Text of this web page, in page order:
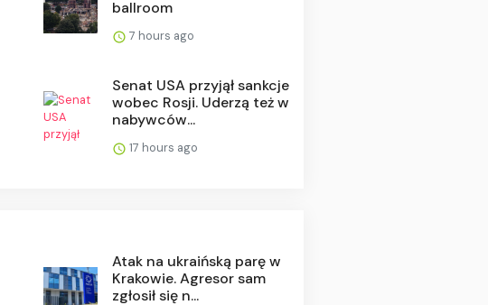
ballroom
7 hours ago
Senat USA przyjął sankcje
wobec Rosji. Uderzą też w
nabywców...
17 hours ago
Atak na ukraińską parę w
Krakowie. Agresor sam
zgłosił się n...